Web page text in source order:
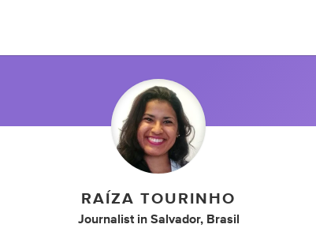
RAÍZA TOURINHO
Journalist in Salvador, Brasil